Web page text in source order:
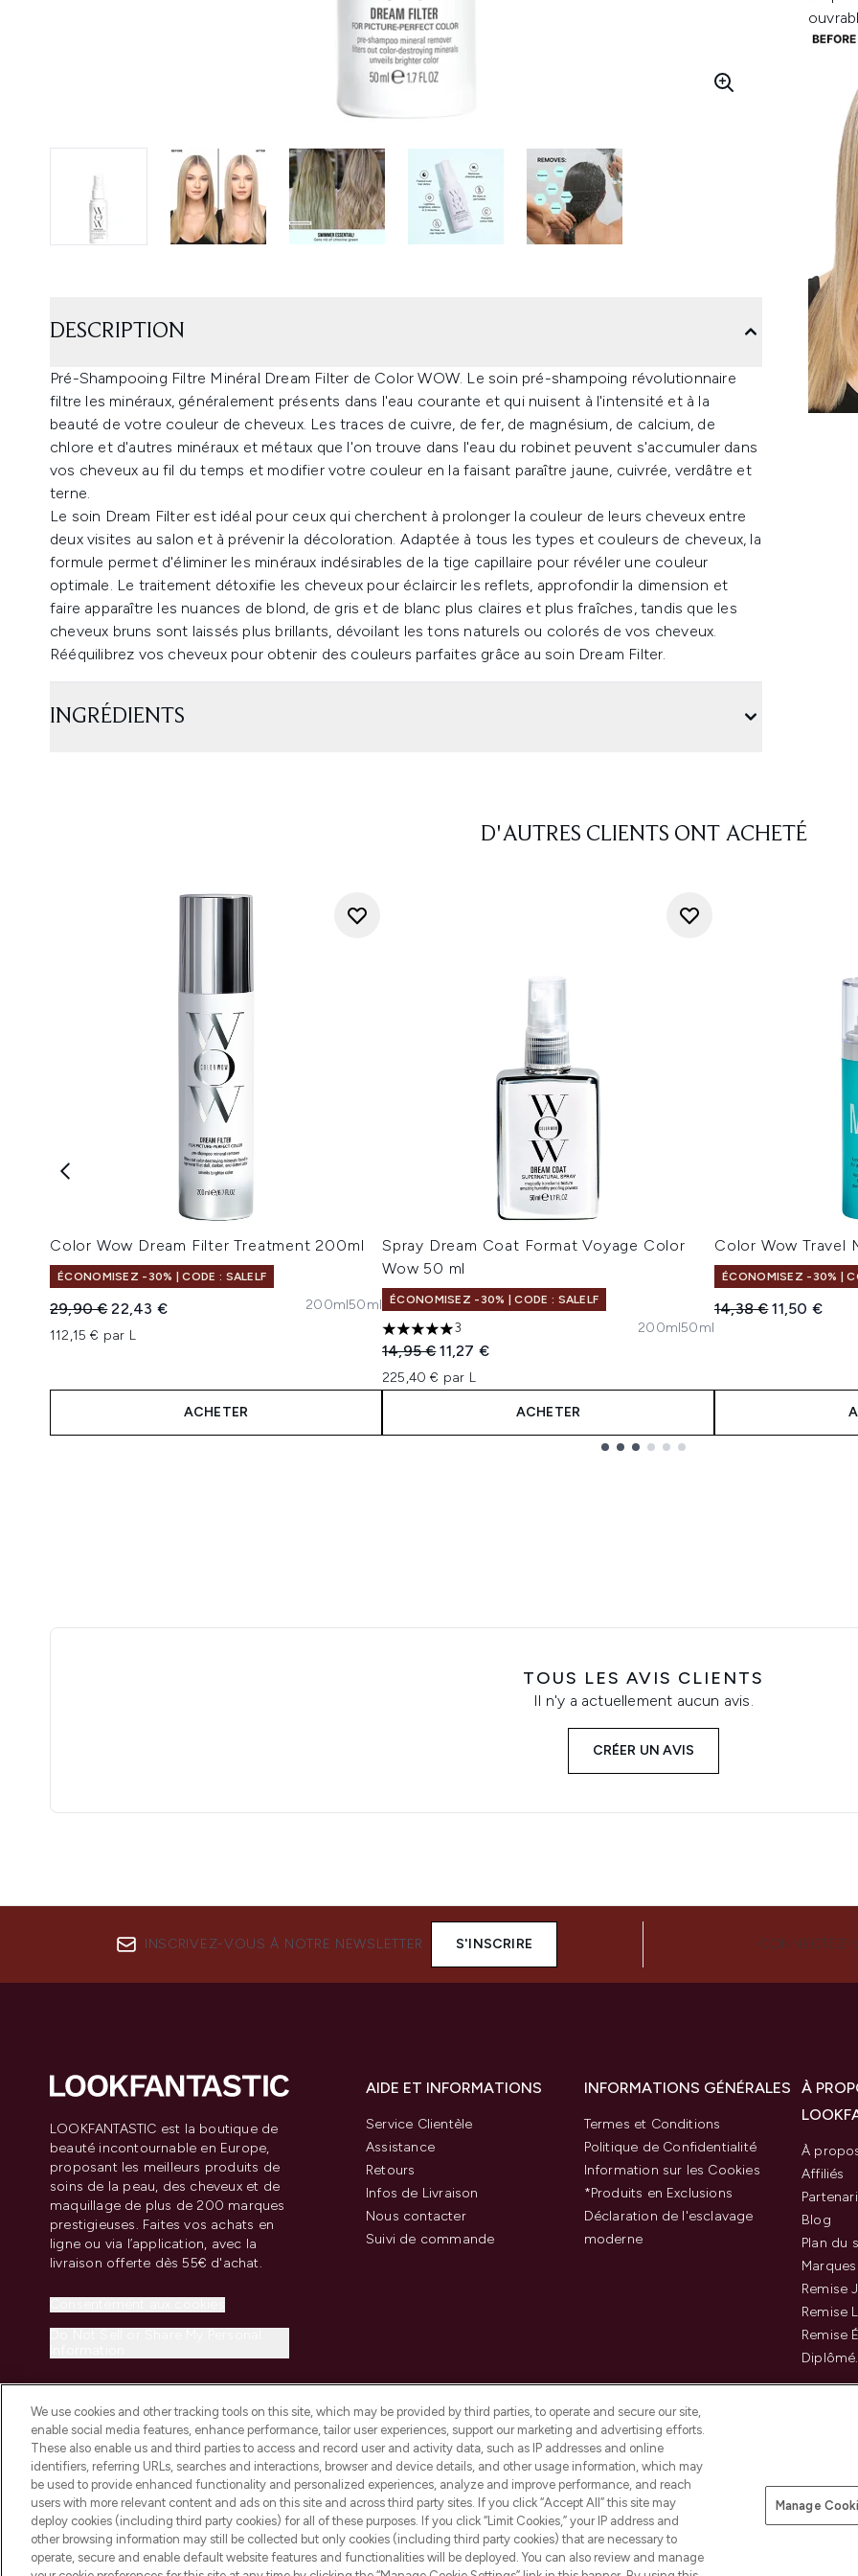
DESCRIPTION
Pré-Shampooing Filtre Minéral Dream Filter de Color WOW. Le soin pré-shampoing révolutionnaire
filtre les minéraux, généralement présents dans l'eau courante et qui nuisent à l'intensité et à la
beauté de votre couleur de cheveux. Les traces de cuivre, de fer, de magnésium, de calcium, de
chlore et d'autres minéraux et métaux que l'on trouve dans l'eau du robinet peuvent s'accumuler dans
vos cheveux au fil du temps et modifier votre couleur en la faisant paraître jaune, cuivrée, verdâtre et
terne.
Le soin Dream Filter est idéal pour ceux qui cherchent à prolonger la couleur de leurs cheveux entre
deux visites au salon et à prévenir la décoloration. Adaptée à tous les types et couleurs de cheveux, la
formule permet d'éliminer les minéraux indésirables de la tige capillaire pour révéler une couleur
optimale. Le traitement détoxifie les cheveux pour éclaircir les reflets, approfondir la dimension et
faire apparaître les nuances de blond, de gris et de blanc plus claires et plus fraîches, tandis que les
cheveux bruns sont laissés plus brillants, dévoilant les tons naturels ou colorés de vos cheveux.
Rééquilibrez vos cheveux pour obtenir des couleurs parfaites grâce au soin Dream Filter.
INGRÉDIENTS
D'AUTRES CLIENTS ONT ACHETÉ
Color Wow Dream Filter Treatment 200ml
ÉCONOMISEZ -30% | CODE : SALELF
Prix de vente :
29,90 €Prix ​​actuel :
22,43 €
112,15 € par L
200ml50ml
ACHETER
Spray Dream Coat Format Voyage Color
Wow 50 ml
ÉCONOMISEZ -30% | CODE : SALELF
5 étoiles sur un maximum de 5
3
Prix de vente :
14,95 €Prix ​​actuel :
11,27 €
225,40 € par L
200ml50ml
ACHETER
Color Wow Travel
ÉCONOMISEZ -30% |
Prix de vente :
14,38 €Prix ​​actuel :
11,50 €
TOUS LES AVIS CLIENTS
Il n'y a actuellement aucun avis.
CRÉER UN AVIS
INSCRIVEZ-VOUS À NOTRE NEWSLETTER S'INSCRIRE
LOOKFANTASTIC est la boutique de
beauté incontournable en Europe,
proposant les meilleurs produits de
soins de la peau, des cheveux et de
maquillage de plus de 200 marques
prestigieuses. Faites vos achats en
ligne ou via l’application, avec la
livraison offerte dès 55€ d'achat.
AIDE ET INFORMATIONS
Service Clientèle
Assistance
Retours
Infos de Livraison
Nous contacter
Suivi de commande
INFORMATIONS GÉNÉRALES
Termes et Conditions
Politique de Confidentialité
Information sur les Cookies
*Produits en Exclusions
Déclaration de l'esclavage
moderne
À
À
Affiliés
Blog
Plan du
Marques
Remise
Remise
Remise
2026 THG Beauty Europe GmbH Maximilianstrasse 54 80538 Munich Payer en toute sécurité avec
We use cookies and other tracking tools on this site, which may be provided by third parties, to operate and secure our site,
enable social media features, enhance performance, tailor user experiences, support our marketing and advertising efforts.
These also enable us and third parties to access and record user and activity data, such as IP addresses and online
identifiers, referring URLs, searches and interactions, browser and device details, and other usage information, which may
be used to provide enhanced functionality and personalized experiences, analyze and improve performance, and reach
users with more relevant content and ads on this site and across third party sites. If you click “Accept All” this site may
deploy cookies (including third party cookies) for all of these purposes. If you click “Limit Cookies,” your IP address and
other browsing information may still be collected but only cookies (including third party cookies) that are necessary to
operate, secure and enable default website features and functionalities will be deployed. You can also review and manage
Manage